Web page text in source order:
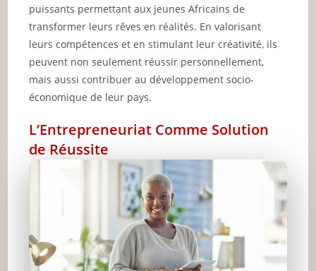
puissants permettant aux jeunes Africains de
transformer leurs rêves en réalités. En valorisant
leurs compétences et en stimulant leur créativité, ils
peuvent non seulement réussir personnellement,
mais aussi contribuer au développement socio-
économique de leur pays.
L’Entrepreneuriat Comme Solution
de Réussite